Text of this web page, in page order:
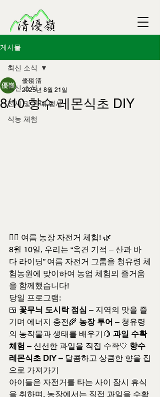
게시물
최신 소식
전시 및 판매 행사
식농 체험
최신 소식
8/10 향수 레몬식초 DIY
優嶺 清
2025년 8월 21일
🚴‍♂️ 여름 농장 자전거 체험! 🌿
8월 10일, 우리는 “옥견 기적 – 산과 바
다 라이딩” 여름 자전거 그룹을 청유령 체
험농원에 맞이하여 농업 체험의 즐거움
을 함께했습니다!
당일 프로그램:
🍱 꽃무늬 도시락 점심 – 지역의 맛을 즐
기며 에너지 충전🌾 농장 투어 – 청유령
의 농작물과 생태를 배우기🍋 과일 수확
체험 – 신선한 과일을 직접 수확💛 향수
레몬식초 DIY – 달콤하고 상큼한 향을 집
으로 가져가기
아이들은 자전거를 타는 사이 잠시 휴식
을 취하며, 농장에서는 직접 과일을 수확